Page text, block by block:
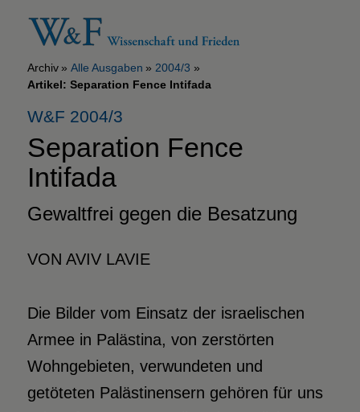
Archiv Alle Ausgaben
2004/3
Artikel: Separation Fence Intifada
W&F 2004/3
Separation Fence
Intifada
Gewaltfrei gegen die Besatzung
VON AVIV LAVIE
Die Bilder vom Einsatz der israelischen
Armee in Palästina, von zerstörten
Wohngebieten, verwundeten und
getöteten Palästinensern gehören für uns